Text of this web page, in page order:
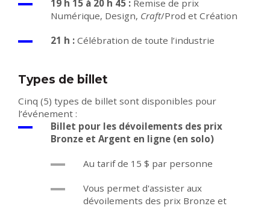
19 h 15 à 20 h 45 : Remise de prix
Numérique, Design, Craft/Prod et Création
21 h : Célébration de toute l’industrie
Types de billet
Cinq (5) types de billet sont disponibles pour
l’événement :
Billet pour les dévoilements des prix
Bronze et Argent en ligne (en solo)
Au tarif de 15 $ par personne
Vous permet d'assister aux
dévoilements des prix Bronze et